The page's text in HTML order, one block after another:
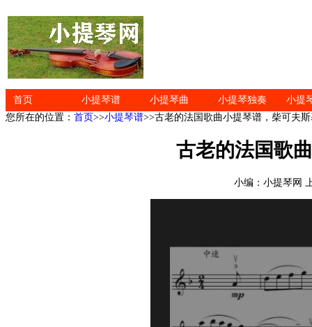
首页 小提琴谱 小提琴曲 小提琴独奏
小提
您所在的位置： 首页>>小提琴谱>>古老的法国歌曲小提琴谱，柴可夫
古老的法国歌
小编：小提琴网